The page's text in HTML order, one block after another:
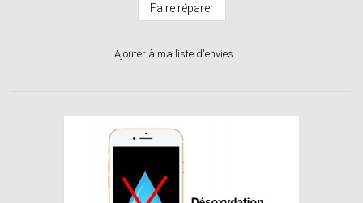
Faire réparer
Ajouter à ma liste d'envies